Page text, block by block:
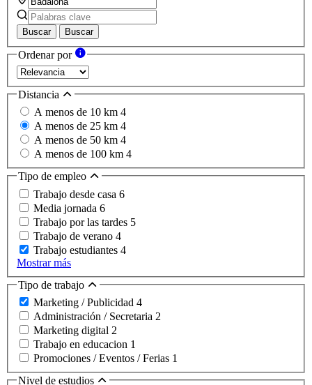
Buscar Buscar
Ordenar por
Distancia
A menos de 10 km 4
A menos de 25 km 4
A menos de 50 km 4
A menos de 100 km 4
Tipo de empleo
Trabajo desde casa 6
Media jornada 6
Trabajo por las tardes 5
Trabajo de verano 4
Trabajo estudiantes 4
Mostrar más
Tipo de trabajo
Marketing / Publicidad 4
Administración / Secretaria 2
Marketing digital 2
Trabajo en educacion 1
Promociones / Eventos / Ferias 1
Nivel de estudios